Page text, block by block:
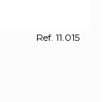
Ref. 11.015